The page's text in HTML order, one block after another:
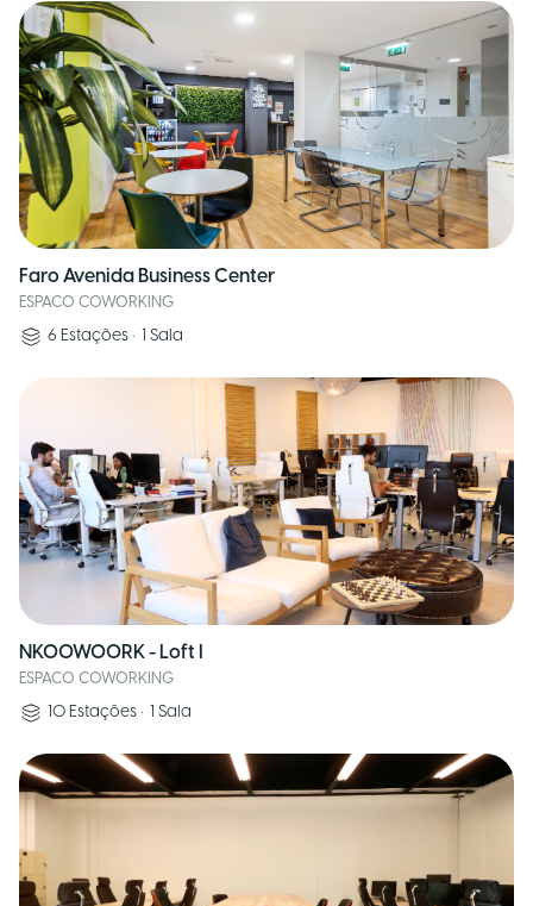
Faro Avenida Business Center
ESPACO COWORKING
6 Estações • 1 Sala
NKOOWOORK - Loft I
ESPACO COWORKING
10 Estações • 1 Sala